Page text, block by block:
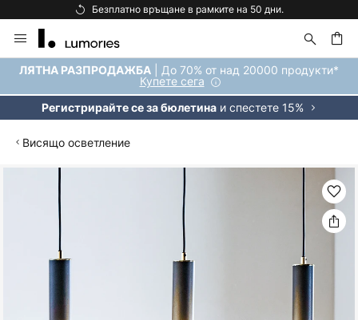
Безплатно връщане в рамките на 50 дни.
Прескачане
към
съдържанието
ЛЯТНА РАЗПРОДАЖБА | До 70% от над 20000 продукти*
Купете сега
Регистрирайте се за бюлетинаи спестете 15%
Висящо осветление
Преминете
галерията
изображенията